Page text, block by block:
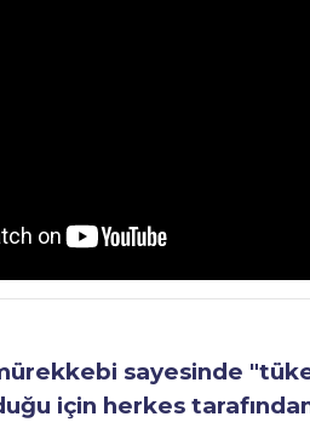
sayesinde
için herkes